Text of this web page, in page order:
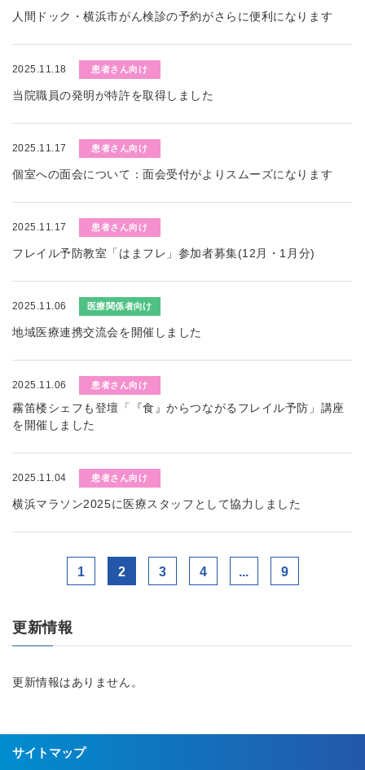
人間ドック・横浜市がん検診の予約がさらに便利になります
2025.11.18 患者さん向け
当院職員の発明が特許を取得しました
2025.11.17 患者さん向け
個室への面会について：面会受付がよりスムーズになります
2025.11.17 患者さん向け
フレイル予防教室「はまフレ」参加者募集(12月・1月分)
2025.11.06 医療関係者向け
地域医療連携交流会を開催しました
2025.11.06 患者さん向け
霧笛楼シェフも登壇「『食』からつながるフレイル予防」講座
を開催しました
2025.11.04 患者さん向け
横浜マラソン2025に医療スタッフとして協力しました
1 2 3 4 ... 9
更新情報
更新情報はありません。
サイトマップ